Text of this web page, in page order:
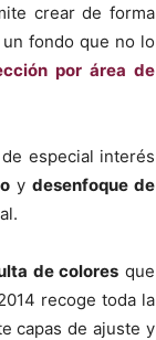
crear de forma
fondo que no lo
por área de
especial interés
ydesenfoque de
de colores que
recoge toda la
capas de ajuste y